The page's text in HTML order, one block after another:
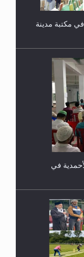
مكتبة مدينة
في